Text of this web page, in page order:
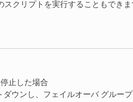
クリプトを実行することもできま
止した場合
ウンし、フェイルオーバ グルー